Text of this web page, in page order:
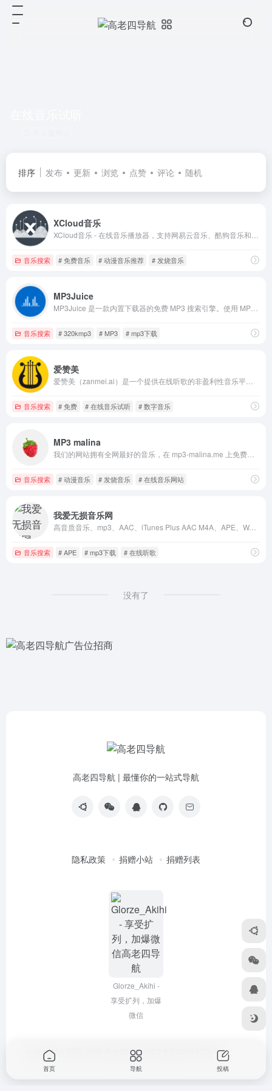
排序 发布 更新 浏览 点赞 评论 随机
XCloud音乐
音乐搜索 # 免费音乐 # 动漫音乐推荐 # 发烧音乐
MP3Juice
音乐搜索 # 320kmp3 # MP3 # mp3下载
爱赞美
音乐搜索 # 免费 # 在线音乐试听 # 数字音乐
MP3 malina
音乐搜索 # 动漫音乐 # 发烧音乐 # 在线音乐网站
我爱无损音乐网
高音质音乐、mp3、AAC、iTunes Plus AAC M4A、APE、WAV、FLAC的分享下载
音乐搜索 # APE # mp3下载 # 在线听歌
没有了
高老四导航 | 最懂你的一站式导航
隐私政策 捐赠小站 捐赠列表
Glorze_Akihi -
享受扩列，加爆
微信
Copyright © 2022-2026 高老四导航 浙ICP备2020045320号-3
首页 导航 投稿